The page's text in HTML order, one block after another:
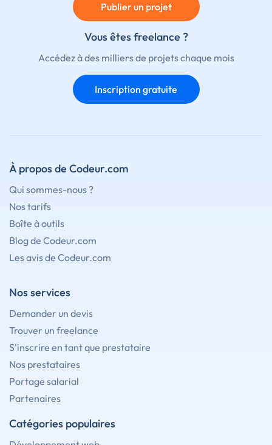
Publier un projet
Vous êtes freelance ?
Accédez à des milliers de projets chaque mois
Inscription gratuite
À propos de Codeur.com
Qui sommes-nous ?
Nos tarifs
Boîte à outils
Blog de Codeur.com
Les avis de Codeur.com
Nos services
Demander un devis
Trouver un freelance
S'inscrire en tant que prestataire
Nos prestataires
Portage salarial
Partenaires
Catégories populaires